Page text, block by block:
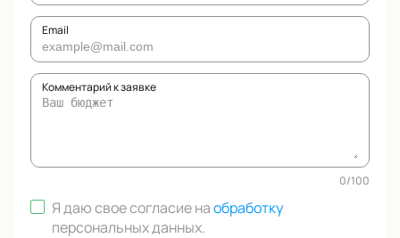
Email
Комментарий к заявке
0/100
Я даю свое согласие наобработку
персональных данных.